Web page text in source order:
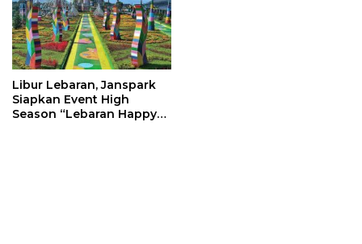
Libur Lebaran, Janspark
Siapkan Event High
Season “Lebaran Happy